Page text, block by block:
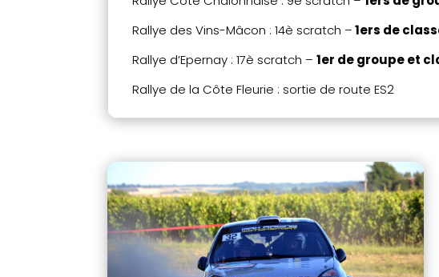
Rallye des Vins-Mâcon : 14è scratch – 1ers de
Rallye d’Epernay : 17è scratch –1er de groupe et
Rallye de la Côte Fleurie : sortie de route ES2